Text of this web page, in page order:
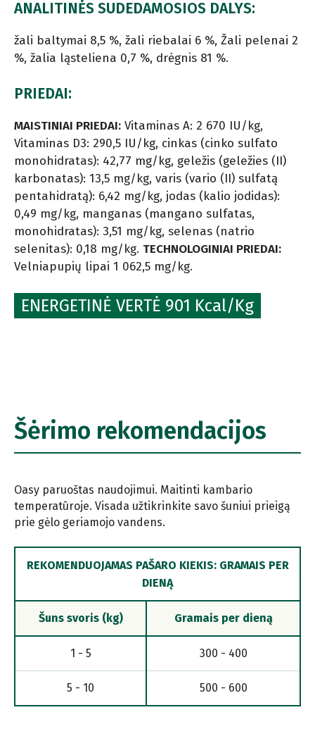
ANALITINĖS SUDEDAMOSIOS DALYS:
žali baltymai 8,5 %, žali riebalai 6 %, Žali pelenai 2
%, žalia ląsteliena 0,7 %, drėgnis 81 %.
PRIEDAI:
MAISTINIAI PRIEDAI: Vitaminas A: 2 670 IU/kg,
Vitaminas D3: 290,5 IU/kg, cinkas (cinko sulfato
monohidratas): 42,77 mg/kg, geležis (geležies (II)
karbonatas): 13,5 mg/kg, varis (vario (II) sulfatą
pentahidratą): 6,42 mg/kg, jodas (kalio jodidas):
0,49 mg/kg, manganas (mangano sulfatas,
monohidratas): 3,51 mg/kg, selenas (natrio
selenitas): 0,18 mg/kg. TECHNOLOGINIAI PRIEDAI:
Velniapupių lipai 1 062,5 mg/kg.
ENERGETINĖ VERTĖ 901 Kcal/Kg
Šėrimo rekomendacijos
Oasy paruoštas naudojimui. Maitinti kambario
temperatūroje. Visada užtikrinkite savo šuniui prieigą
prie gėlo geriamojo vandens.
REKOMENDUOJAMAS PAŠARO KIEKIS: GRAMAIS PER
DIENĄ
Šuns svoris (kg) Gramais per dieną
1 - 5 300 - 400
5 - 10 500 - 600